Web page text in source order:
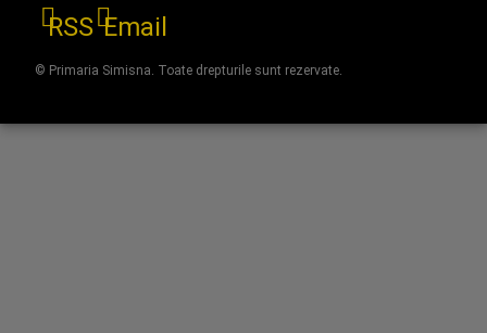
RSS Email
© Primaria Simisna. Toate drepturile sunt rezervate.